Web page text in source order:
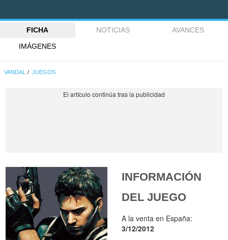
FICHA NOTICIAS
AVANCES
IMÁGENES
VANDAL JUEGOS
INFORMACIÓN
DEL JUEGO
A la venta en España:
3/12/2012